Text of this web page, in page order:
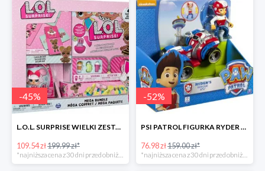
-45%
L.O.L. SURPRISE WIELKI ZESTAW NIESPODZIANKA 4 GRY -45%
109.54 zł199.99 zł*
-52%
PSI PATROL FIGURKA RYDER + QUAD POJAZD RATUNKOWY -51%
76.98 zł159.00 zł*